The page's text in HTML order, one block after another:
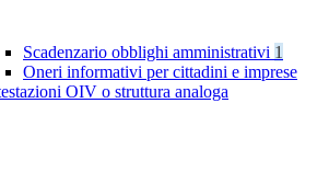
Scadenzario obblighi amministrativi 1
Oneri informativi per cittadini e imprese
OIV o struttura analoga